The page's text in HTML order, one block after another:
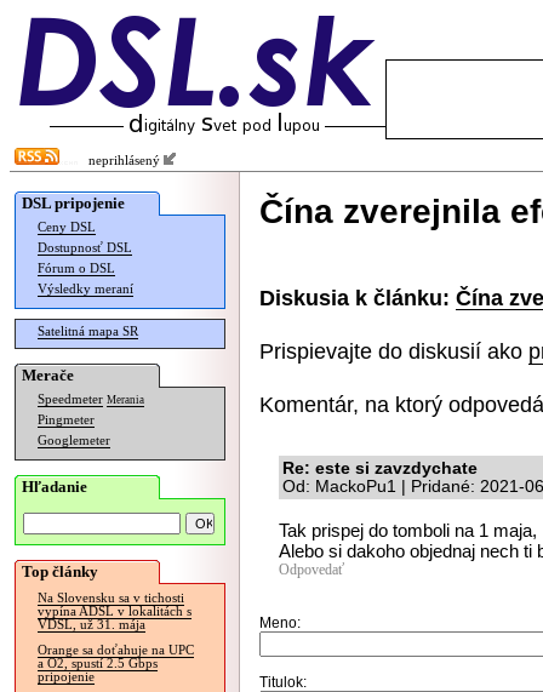
neprihlásený
DSL pripojenie
Ceny DSL
Dostupnosť DSL
Fórum o DSL
Výsledky meraní
Satelitná mapa SR
Merače
Speedmeter Merania
Pingmeter
Googlemeter
Hľadanie
Top články
Na Slovensku sa v tichosti
vypína ADSL v lokalitách s
VDSL, už 31. mája
Orange sa doťahuje na UPC
a O2, spustí 2.5 Gbps
pripojenie
Čína zverejnila
Diskusia k článku: Čína
Prispievajte do diskusií ako
Komentár, na ktorý
Re: este si zavzdychate
Od: MackoPu1 | Pridané: 2021-
Tak prispej do tomboli na 1
Alebo si dakoho objednaj nech ti
Odpovedať
Meno:
Titulok: